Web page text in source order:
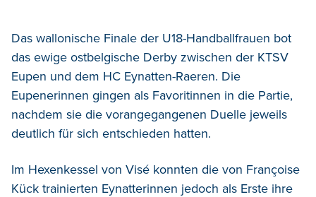
Das wallonische Finale der U18-Handballfrauen bot
das ewige ostbelgische Derby zwischen der KTSV
Eupen und dem HC Eynatten-Raeren. Die
Eupenerinnen gingen als Favoritinnen in die Partie,
nachdem sie die vorangegangenen Duelle jeweils
deutlich für sich entschieden hatten.
Im Hexenkessel von Visé konnten die von Françoise
Kück trainierten Eynatterinnen jedoch als Erste ihre